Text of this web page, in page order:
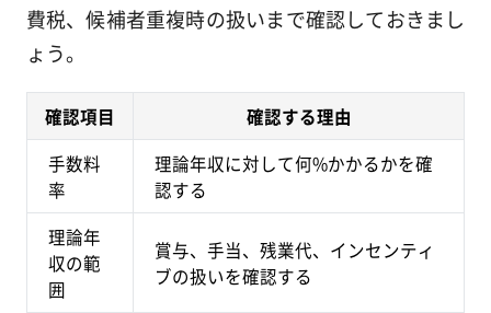
費税、候補者重複時の扱いまで確認しておきまし
ょう。
確認項目
確認する理由
手数料
率
理論年収に対して何%かかるかを確
認する
理論年
収の範
囲
賞与、手当、残業代、インセンティ
ブの扱いを確認する